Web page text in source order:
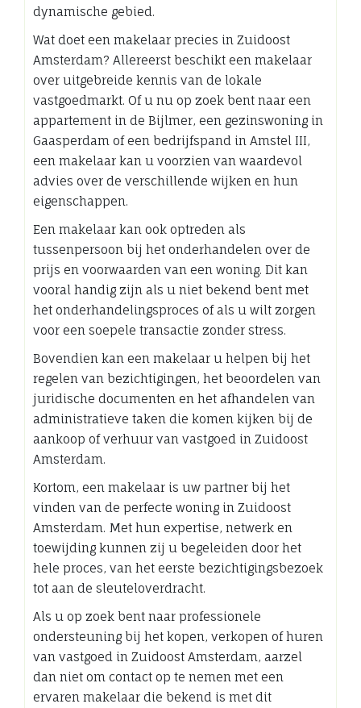
dynamische gebied.
Wat doet een makelaar precies in Zuidoost
Amsterdam? Allereerst beschikt een makelaar
over uitgebreide kennis van de lokale
vastgoedmarkt. Of u nu op zoek bent naar een
appartement in de Bijlmer, een gezinswoning in
Gaasperdam of een bedrijfspand in Amstel III,
een makelaar kan u voorzien van waardevol
advies over de verschillende wijken en hun
eigenschappen.
Een makelaar kan ook optreden als
tussenpersoon bij het onderhandelen over de
prijs en voorwaarden van een woning. Dit kan
vooral handig zijn als u niet bekend bent met
het onderhandelingsproces of als u wilt zorgen
voor een soepele transactie zonder stress.
Bovendien kan een makelaar u helpen bij het
regelen van bezichtigingen, het beoordelen van
juridische documenten en het afhandelen van
administratieve taken die komen kijken bij de
aankoop of verhuur van vastgoed in Zuidoost
Amsterdam.
Kortom, een makelaar is uw partner bij het
vinden van de perfecte woning in Zuidoost
Amsterdam. Met hun expertise, netwerk en
toewijding kunnen zij u begeleiden door het
hele proces, van het eerste bezichtigingsbezoek
tot aan de sleuteloverdracht.
Als u op zoek bent naar professionele
ondersteuning bij het kopen, verkopen of huren
van vastgoed in Zuidoost Amsterdam, aarzel
dan niet om contact op te nemen met een
ervaren makelaar die bekend is met dit